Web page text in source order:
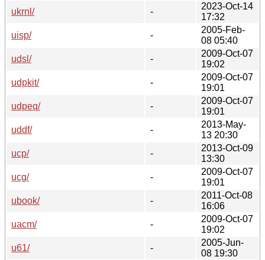
ukrnl/
-
2023-Oct-14
17:32
uisp/
-
2005-Feb-
08 05:40
udsl/
-
2009-Oct-07
19:02
udpkit/
-
2009-Oct-07
19:01
udpeq/
-
2009-Oct-07
19:01
uddf/
-
2013-May-
13 20:30
ucp/
-
2013-Oct-09
13:30
ucg/
-
2009-Oct-07
19:01
ubook/
-
2011-Oct-08
16:06
uacm/
-
2009-Oct-07
19:02
u61/
-
2005-Jun-
08 19:30